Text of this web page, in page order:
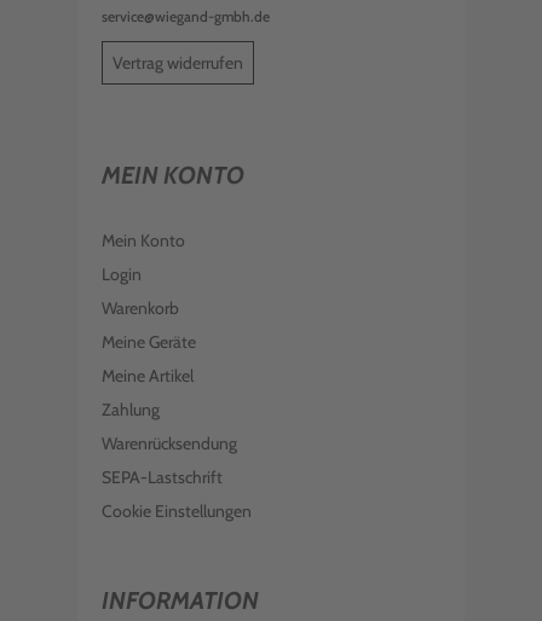
service@wiegand-gmbh.de
Vertrag widerrufen
MEIN KONTO
Mein Konto
Login
Warenkorb
Meine Geräte
Meine Artikel
Zahlung
Warenrücksendung
SEPA-Lastschrift
Cookie Einstellungen
INFORMATION